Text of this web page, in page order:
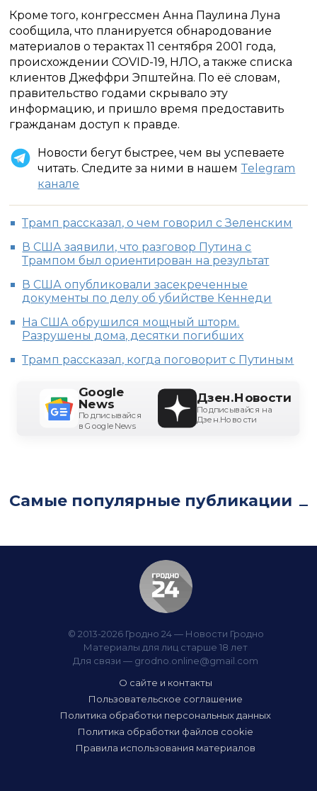
Кроме того, конгрессмен Анна Паулина Луна
сообщила, что планируется обнародование
материалов о терактах 11 сентября 2001 года,
происхождении COVID-19, НЛО, а также списка
клиентов Джеффри Эпштейна. По её словам,
правительство годами скрывало эту
информацию, и пришло время предоставить
гражданам доступ к правде.
Новости бегут быстрее, чем вы успеваете
читать. Следите за ними в нашем Telegram
канале
Трамп рассказал, о чем говорил с Зеленским
В США заявили, что разговор Путина с
Трампом был ориентирован на результат
В США опубликовали засекреченные
документы по делу об убийстве Кеннеди
На США обрушился мощный шторм.
Разрушены дома, десятки погибших
Трамп рассказал, когда поговорит с Путиным
Google
News
Подписывайся
в Google News
Дзен.Новости
Подписывайся на
Дзен.Новости
Самые популярные публикации
© 2013-2026 Гродно 24 — Новости Гродно
Материалы для лиц старше 18 лет
Для связи — grodno.online@gmail.com
О сайте и контакты
Пользовательское соглашение
Политика обработки персональных данных
Политика обработки файлов cookie
Правила использования материалов